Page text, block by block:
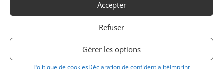
Accepter
Refuser
Gérer les options
Politique de cookiesDéclaration de confidentialitéImprint
125I